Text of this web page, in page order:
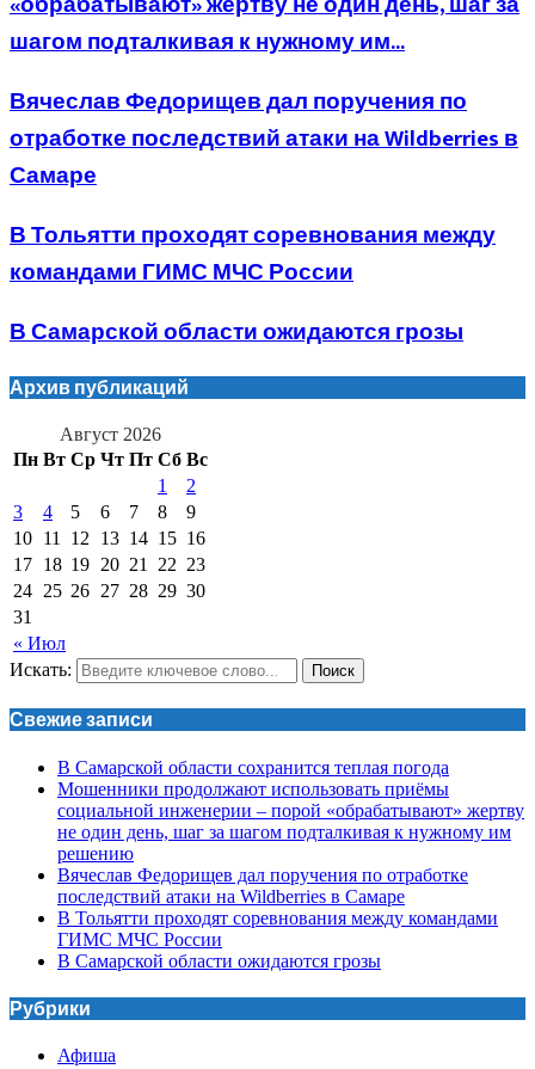
шагом подталкивая к нужному им...
Вячеслав Федорищев дал поручения по
отработке последствий атаки на Wildberries в
Самаре
В Тольятти проходят соревнования между
командами ГИМС МЧС России
В Самарской области ожидаются грозы
Архив публикаций
Август 2026
Пн Вт Ср Чт Пт Сб Вс
« Июл
1
2
3
4 5 6 7 8
9
10 11 12 13 14 15 16
17 18 19 20 21 22 23
24 25 26 27 28 29 30
31
Искать: Поиск
Свежие записи
В Самарской области сохранится теплая погода
Мошенники продолжают использовать приёмы
социальной инженерии – порой «обрабатывают» жертву
не один день, шаг за шагом подталкивая к нужному им
решению
Вячеслав Федорищев дал поручения по отработке
последствий атаки на Wildberries в Самаре
В Тольятти проходят соревнования между командами
ГИМС МЧС России
В Самарской области ожидаются грозы
Рубрики
Афиша